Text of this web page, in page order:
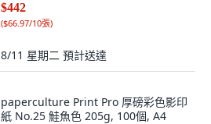
$442
($66.97/10張)
8/11 星期二 預計送達
paperculture Print Pro 厚磅彩色影印
紙 No.25 鮭魚色 205g, 100個, A4